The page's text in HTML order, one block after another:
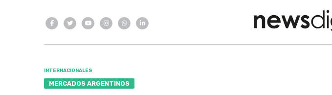
INTERNACIONALES
MERCADOS ARGENTINOS